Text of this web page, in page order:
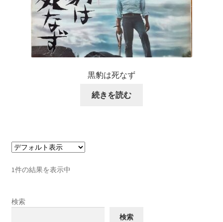
黒豹は死なず
続きを読む
1件の結果を表示中
検索
検索